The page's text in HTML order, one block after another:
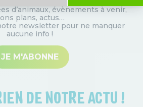
d’animaux, évènements à venir,
plans, actus…
newsletter pour ne manquer
aucune info !
JE M'ABONNE
DE NOTRE ACTU !